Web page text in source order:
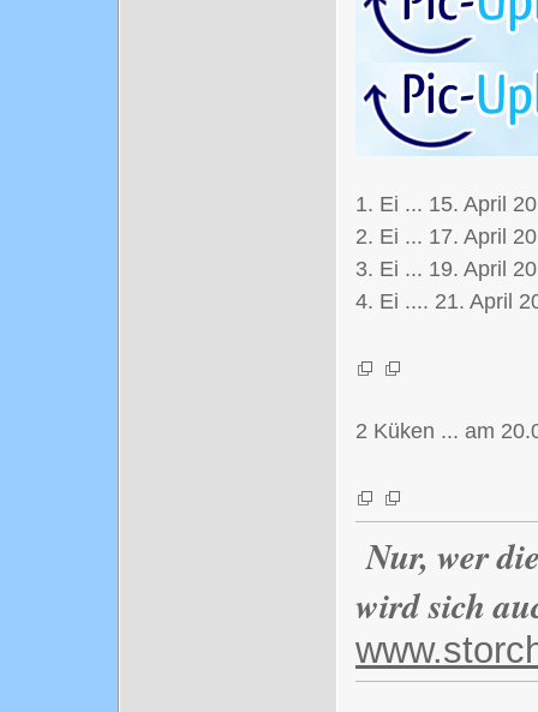
1. Ei ... 15. April
2. Ei ... 17. April
3. Ei ... 19. April
4. Ei .... 21. April
2 Küken ... am
Nur, wer
wird sich